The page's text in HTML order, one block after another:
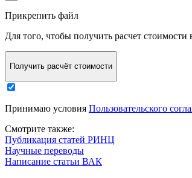
Прикрепить файл
Для того, чтобы получить расчет стоимости
Получить расчёт стоимости
Принимаю условия Пользовательского
Смотрите также:
Публикация статей РИНЦ
Научные переводы
Написание статьи ВАК